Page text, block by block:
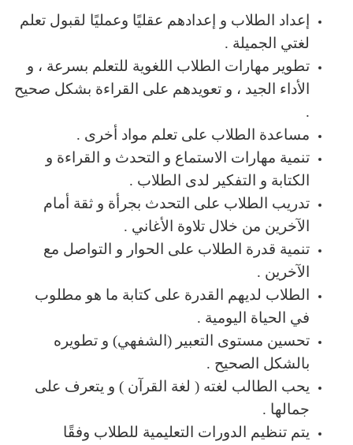
إعداد الطلاب و إعدادهم عقليًا وعمليًا لقبول تعلم
لغتي الجميلة .
تطوير مهارات الطلاب اللغوية للتعلم بسرعة ، و
الأداء الجيد ، و تعويدهم على القراءة بشكل صحيح
.
مساعدة الطلاب على تعلم مواد أخرى .
تنمية مهارات الاستماع و التحدث و القراءة و
الكتابة و التفكير لدى الطلاب .
تدريب الطلاب على التحدث بجرأة و ثقة أمام
الآخرين من خلال تلاوة الأغاني .
تنمية قدرة الطلاب على الحوار و التواصل مع
الآخرين .
الطلاب لديهم القدرة على كتابة ما هو مطلوب
في الحياة اليومية .
تحسين مستوى التعبير (الشفهي) و تطويره
بالشكل الصحيح .
يحب الطالب لغته ( لغة القرآن ) و يتعرف على
جمالها .
يتم تنظيم الدورات التعليمية للطلاب وفقًا